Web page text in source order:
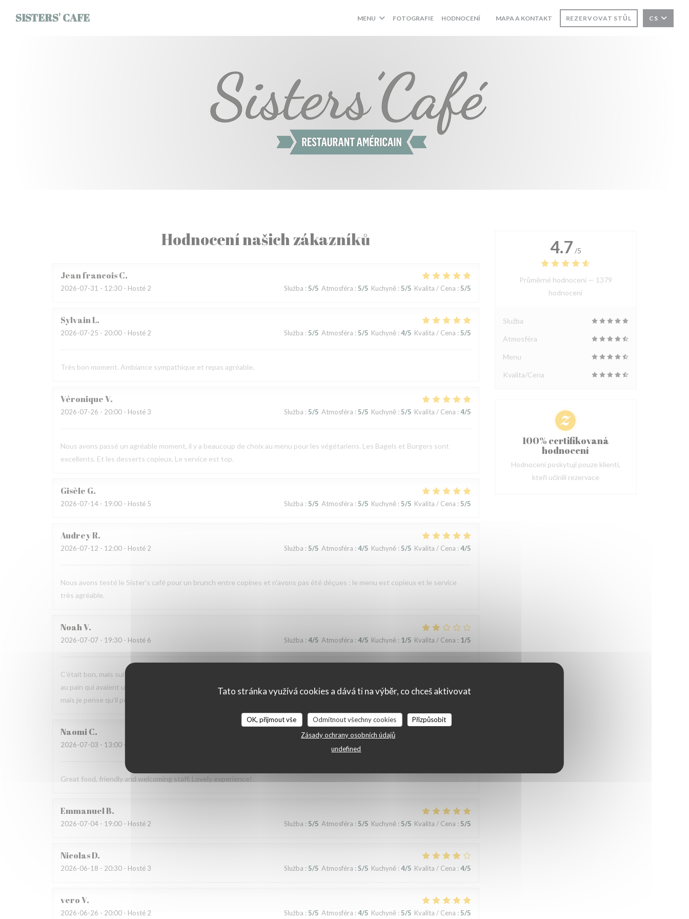
Tato stránka využívá cookies a dává ti na výběr, co chceš aktivovat
OK, přijmout vše Odmítnout všechny cookies
Přizpůsobit
Zásady ochrany osobních údajů
undefined
SISTERS' CAFE MENU FOTOGRAFIE HODNOCENÍ
((OTEVŘE SE V NOVÉM OKNĚ))
MAPA A KONTAKT REZERVOVAT STŮL CS
Hodnocení našich zákazníků
Jean francoisC
2026-07-31 - 12:30 - Hosté 2 Služba : 5/5 Atmosféra : 5/5 Kuchyně: 5/5 Kvalita / Cena : 5/5
SylvainL
2026-07-25 - 20:00 - Hosté 2 Služba : 5/5 Atmosféra : 5/5 Kuchyně: 4/5 Kvalita / Cena : 5/5
Très bon moment. Ambiance sympathique et repas agréable.
VéroniqueV
2026-07-26 - 20:00 - Hosté 3 Služba : 5/5 Atmosféra : 5/5 Kuchyně: 5/5 Kvalita / Cena : 4/5
Nous avons passé un agréable moment, il y a beaucoup de choix au menu pour les végétariens. Les Bagels et Burgers sont
excellents. Et les desserts copieux. Le service est top.
Gisèle G
2026-07-14 - 19:00 - Hosté 5 Služba : 5/5 Atmosféra : 5/5 Kuchyně: 5/5 Kvalita / Cena : 5/5
AudreyR
2026-07-12 - 12:00 - Hosté 2 Služba : 5/5 Atmosféra : 4/5 Kuchyně: 5/5 Kvalita / Cena : 4/5
Nous avons testé le Sister's café pour un brunch entre copines et n'avons pas été déçues : le menu est copieux et le service
très agréable.
NoahV
2026-07-07 - 19:30 - Hosté 6 Služba : 4/5 Atmosféra : 4/5 Kuchyně: 1/5 Kvalita / Cena : 1/5
C’était bon, mais suite à la soirée j’ai fait une violente indigestion qui a nécessité un lavement. C’est sûrement dû à la viande et
au pain qui avaient un goût légèrement avarié, comme si elle avait pris un coup de chaud. Je ne recommande pas ce restaurant,
mais je pense qu’il peut s’améliorer.
NaomiC
2026-07-03 - 13:00 - Hosté 4 Atmosféra 5
Great food, friendly and welcoming staff. Lovely experience!
EmmanuelB
2026-07-04 - 19:00 - Hosté 2 Služba : 5/5 Atmosféra : 5/5 Kuchyně: 5/5 Kvalita / Cena : 5/5
NicolasD
2026-06-18 - 20:30 - Hosté 3 Služba : 5/5 Atmosféra : 5/5 Kuchyně: 4/5 Kvalita / Cena : 4/5
veroV
2026-06-26 - 20:00 - Hosté 2 Služba : 5/5 Atmosféra : 4/5 Kuchyně: 5/5 Kvalita / Cena : 5/5
4.7 /5
Průměrné hodnocení — 1379
hodnoceni
Služba
Atmosféra
Menu
Kvalita/Cena
100% certifikovaná
hodnocení
Hodnocení poskytují pouze klienti,
kteří učinili rezervace